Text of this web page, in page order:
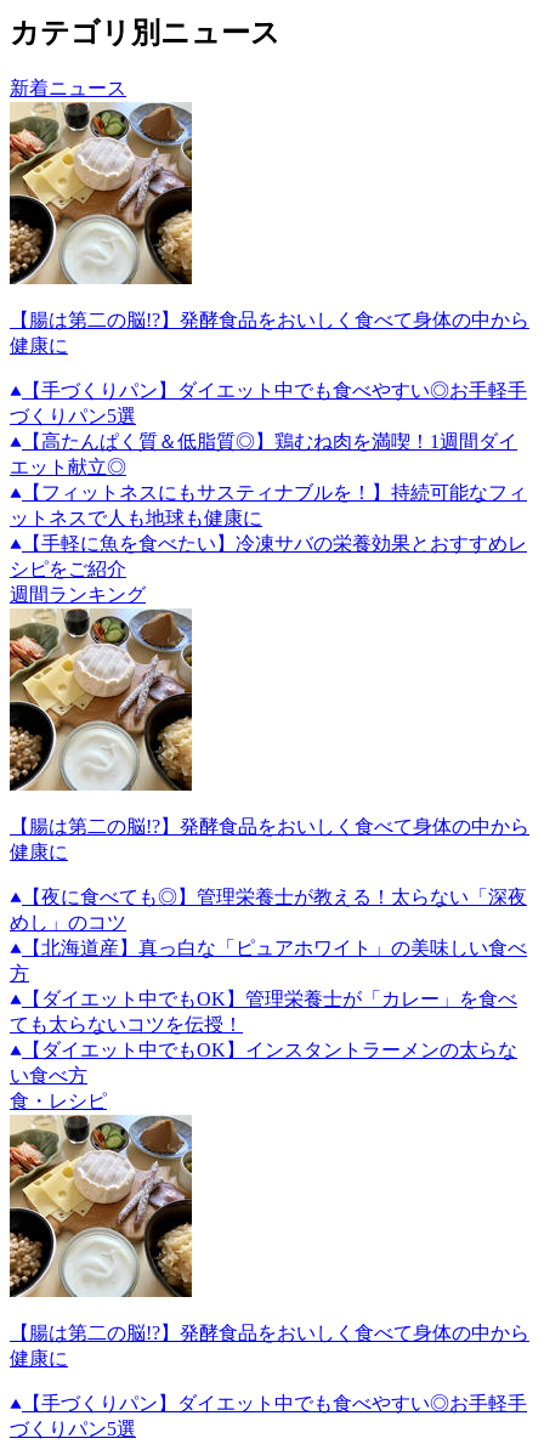
カテゴリ別ニュース
新着ニュース
【腸は第二の脳!?】発酵食品をおいしく食べて身体の中から
健康に
【手づくりパン】ダイエット中でも食べやすい◎お手軽手
づくりパン5選
【高たんぱく質＆低脂質◎】鶏むね肉を満喫！1週間ダイ
エット献立◎
【フィットネスにもサスティナブルを！】持続可能なフィ
ットネスで人も地球も健康に
【手軽に魚を食べたい】冷凍サバの栄養効果とおすすめレ
シピをご紹介
週間ランキング
【腸は第二の脳!?】発酵食品をおいしく食べて身体の中から
健康に
【夜に食べても◎】管理栄養士が教える！太らない「深夜
めし」のコツ
【北海道産】真っ白な「ピュアホワイト」の美味しい食べ
方
【ダイエット中でもOK】管理栄養士が「カレー」を食べ
ても太らないコツを伝授！
【ダイエット中でもOK】インスタントラーメンの太らな
い食べ方
食・レシピ
【腸は第二の脳!?】発酵食品をおいしく食べて身体の中から
健康に
【手づくりパン】ダイエット中でも食べやすい◎お手軽手
づくりパン5選